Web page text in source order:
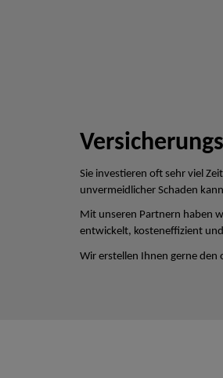
Sie investieren oft sehr viel
unvermeidlicher Schaden
Mit unseren Partnern haben
entwickelt, kosteneffizient
Wir erstellen Ihnen gerne den